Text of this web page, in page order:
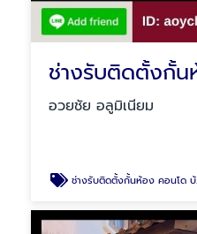
อวยชัย อลูมิเนียม
ช่างรับติดตั้งกั้นห้อง คอนโด บ้าน สำนักงาน